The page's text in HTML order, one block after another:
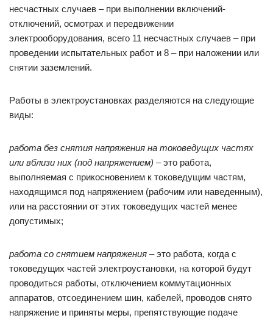
несчастных случаев – при выполнении включений-
отключений, осмотрах и передвижении
электрооборудования, всего 11 несчастных случаев – при
проведении испытательных работ и 8 – при наложении или
снятии заземлений.
Работы в электроустановках разделяются на следующие
виды:
работа без снятия напряжения на токоведущих частях
или вблизи них (под напряжением) – это работа,
выполняемая с прикосновением к токоведущим частям,
находящимся под напряжением (рабочим или наведенным),
или на расстоянии от этих токоведущих частей менее
допустимых;
работа со снятием напряжения – это работа, когда с
токоведущих частей электроустановки, на которой будут
проводиться работы, отключением коммутационных
аппаратов, отсоединением шин, кабелей, проводов снято
напряжение и приняты меры, препятствующие подаче